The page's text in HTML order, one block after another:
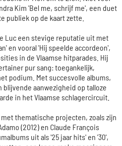
Kim 'Bel me, schrijf me', een duet
publiek op de kaart zette.
Luc een stevige reputatie uit met
en vooral 'Hij speelde accordeon',
in de Vlaamse hitparades. Hij
pur sang: toegankelijk,
podium. Met succesvolle albums,
aanwezigheid op talloze
in het Vlaamse schlagercircuit.
thematische projecten, zoals zijn
(2012) en Claude François
uit als '25 jaar hits' en '30',